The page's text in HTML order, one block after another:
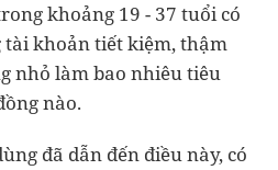
khoảng 19 - 37 tuổi có
tài khoản tiết kiệm, thậm
nhỏ làm bao nhiêu tiêu
nào.
đã dẫn đến điều này, có